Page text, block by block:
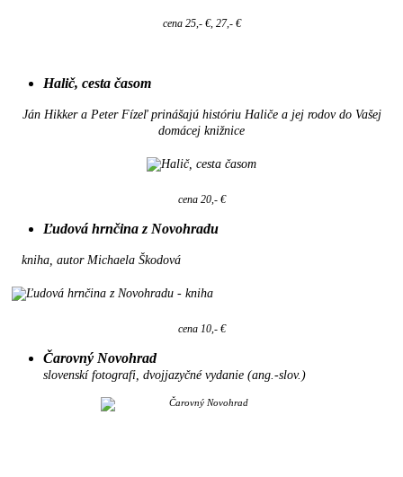
cena 25,- €, 27,- €
Halič, cesta časom
Ján Hikker a Peter Fízeľ prinášajú históriu Haliče a jej rodov do Vašej
domácej knižnice
cena 20,- €
Ľudová hrnčina z Novohradu
kniha, autor Michaela Škodová
cena 10,- €
Čarovný Novohrad
slovenskí fotografi, dvojjazyčné vydanie (ang.-slov.)